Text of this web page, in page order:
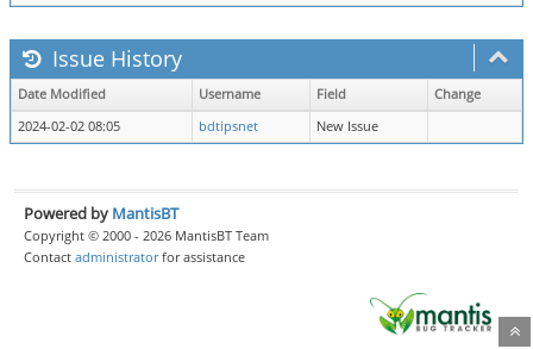
Issue History
Date Modified Username Field
Change
2024-02-02 08:05
bdtipsnet New Issue
Powered by MantisBT
Copyright © 2000 - 2026 MantisBT Team
Contact administratorfor assistance